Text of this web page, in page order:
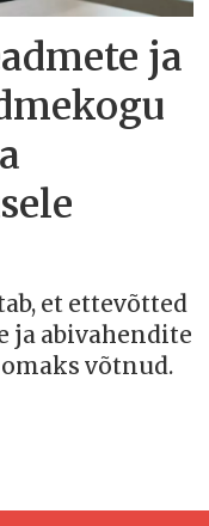
ja
et ettevõtted
ja abivahendite
võtnud.